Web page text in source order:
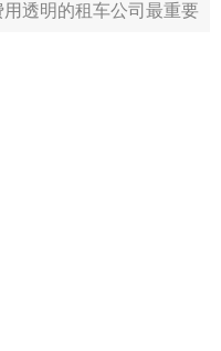
透明的租车公司最重要